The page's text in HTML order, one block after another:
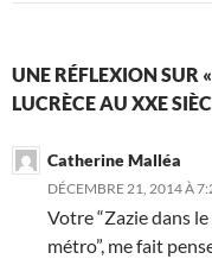
UNE RÉFLEXION SUR
LUCRÈCE AU XXE
Catherine Malléa
DÉCEMBRE 21, 2014 À
Votre “Zazie dans le
métro”, me fait